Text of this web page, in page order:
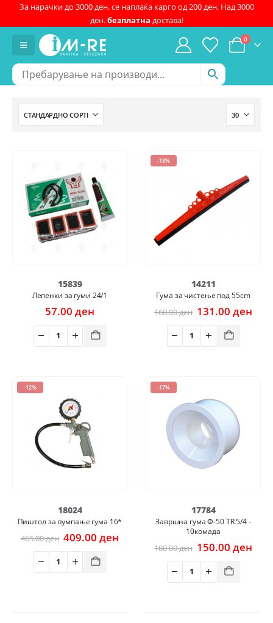
За нарачки до 3000 ден. се наплаќа карго од 200 ден. Над 3000
ден.безплатна достава!
0
15839
Лепенки за гуми 24/1
57.00 ден
-18%
14211
Гума за чистење под 55cm
160.00ден Original
was:
160.00 ден.
131.00 ден
-12%
18024
Пиштол за пумпање гума 16*
465.00ден Original
was:
465.00 ден.
409.00 денCurrent
409.00 ден.
-17%
17784
Завршна гума Ф-50 TR 5/4 -
10комада
180.00ден Original
was:
180.00 ден.
150.00 ден